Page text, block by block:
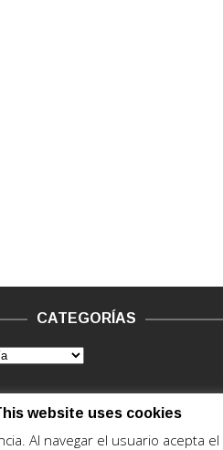
CATEGORÍAS
website uses cookies
Al navegar el usuario acepta